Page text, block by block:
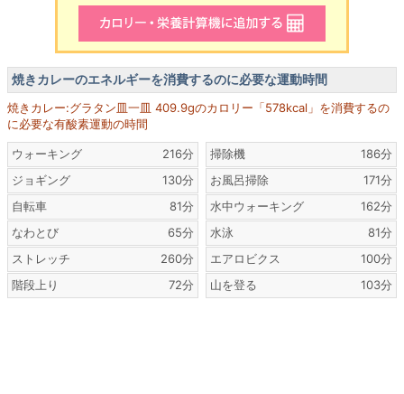
焼きカレーのエネルギーを消費するのに必要な運動時間
焼きカレー:グラタン皿一皿 409.9gのカロリー「578kcal」を消費するの
に必要な有酸素運動の時間
ウォーキング
216分
ジョギング
130分
自転車
81分
なわとび
65分
ストレッチ
260分
階段上り
72分
掃除機
186分
お風呂掃除
171分
水中ウォーキング
162分
水泳
81分
エアロビクス
100分
山を登る
103分